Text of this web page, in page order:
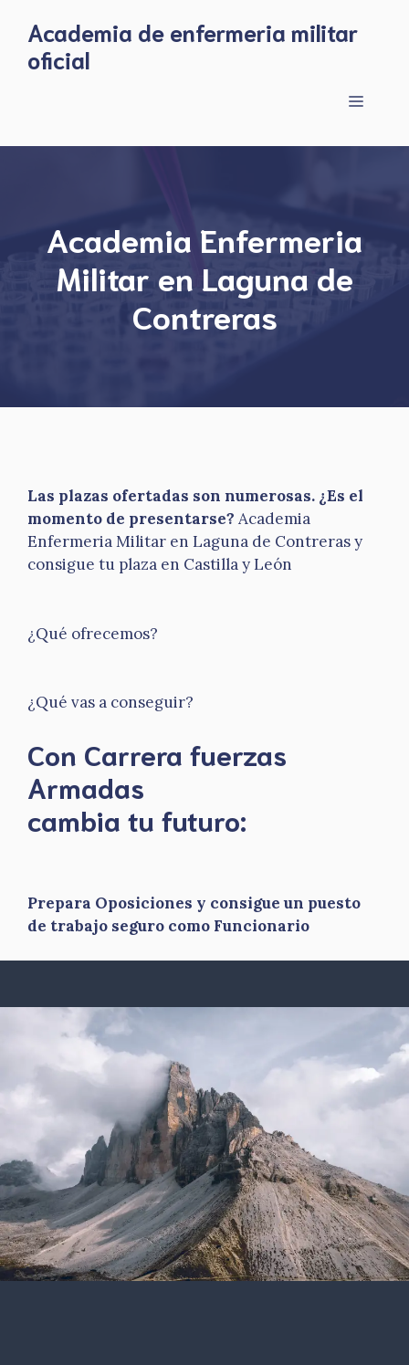
content
Academia de enfermeria militar
oficial
Menu
Academia Enfermeria
Militar en Laguna de
Contreras
Las plazas ofertadas son numerosas. ¿Es el
momento de presentarse? Academia
Enfermeria Militar en Laguna de Contreras y
consigue tu plaza en Castilla y León
¿Qué ofrecemos?
¿Qué vas a conseguir?
Con Carrera fuerzas
Armadas
​cambia tu futuro:
Prepara Oposiciones y consigue un puesto
de trabajo seguro como Funcionario